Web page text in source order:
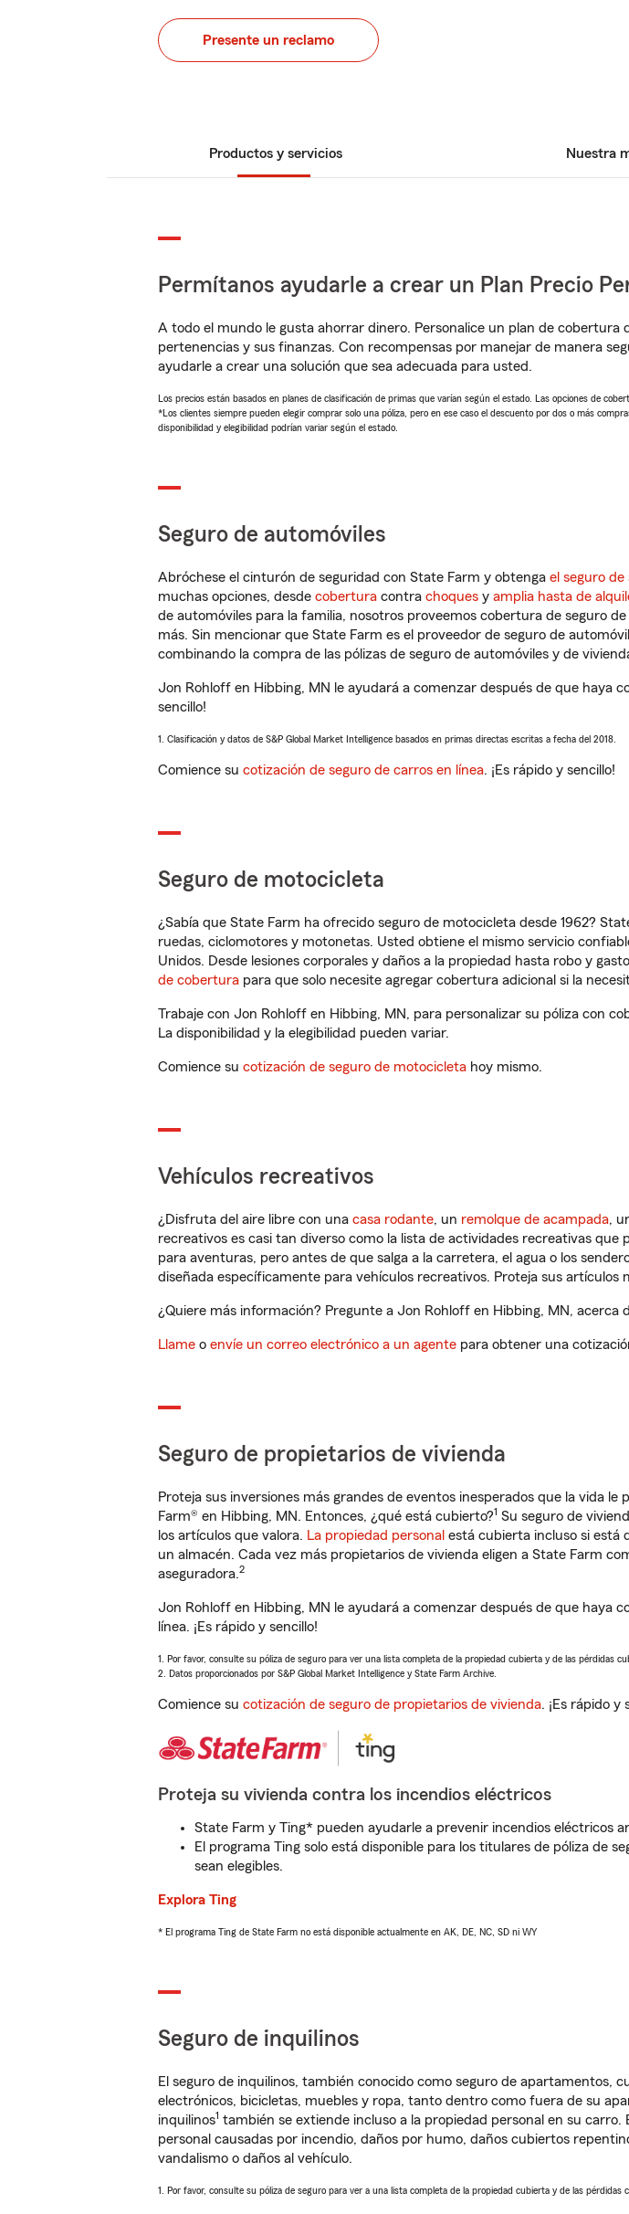
Presente un reclamo
Productos y servicios Nuestra
Permítanos ayudarle a crear un Plan Precio
A todo el mundo le gusta ahorrar dinero. Personalice un plan de
pertenencias y sus finanzas. Con recompensas por manejar de manera
ayudarle a crear una solución que sea adecuada para usted.
Los precios están basados en planes de clasificación de primas que varían según el estado. Las opciones de
*Los clientes siempre pueden elegir comprar solo una póliza, pero en ese caso el descuento por dos o más
disponibilidad y elegibilidad podrían variar según el estado.
Seguro de automóviles
Abróchese el cinturón de seguridad con State Farm y obtenga el seguro
muchas opciones, desde cobertura contra choques y amplia hasta de
de automóviles para la familia, nosotros proveemos cobertura de seguro
más. Sin mencionar que State Farm es el proveedor de seguro de
combinando la compra de las pólizas de seguro de automóviles y de
Jon Rohloff en Hibbing, MN le ayudará a comenzar después de que haya
sencillo!
1. Clasificación y datos de S&P Global Market Intelligence basados en primas directas escritas a fecha del 2018.
Comience su cotización de seguro de carros en línea. ¡Es rápido y sencillo!
Seguro de motocicleta
¿Sabía que State Farm ha ofrecido seguro de motocicleta desde 1962?
ruedas, ciclomotores y motonetas. Usted obtiene el mismo servicio
Unidos. Desde lesiones corporales y daños a la propiedad hasta robo y
de cobertura para que solo necesite agregar cobertura adicional si la
Trabaje con Jon Rohloff en Hibbing, MN, para personalizar su póliza con
La disponibilidad y la elegibilidad pueden variar.
Comience su cotización de seguro de motocicleta hoy mismo.
Vehículos recreativos
¿Disfruta del aire libre con una casa rodante, un remolque de acampada,
recreativos es casi tan diverso como la lista de actividades recreativas
para aventuras, pero antes de que salga a la carretera, el agua o los
diseñada específicamente para vehículos recreativos. Proteja sus artículos
¿Quiere más información? Pregunte a Jon Rohloff en Hibbing, MN, acerca
Llame o envíe un correo electrónico a un agente para obtener una
Seguro de propietarios de vivienda
Proteja sus inversiones más grandes de eventos inesperados que la vida le
Farm® en Hibbing, MN. Entonces, ¿qué está cubierto?1 Su seguro de
los artículos que valora. La propiedad personal está cubierta incluso si está
un almacén. Cada vez más propietarios de vivienda eligen a State Farm
aseguradora.2
Jon Rohloff en Hibbing, MN le ayudará a comenzar después de que haya
línea. ¡Es rápido y sencillo!
1. Por favor, consulte su póliza de seguro para ver una lista completa de la propiedad cubierta y de las pérdidas
2. Datos proporcionados por S&P Global Market Intelligence y State Farm Archive.
Comience su cotización de seguro de propietarios de vivienda. ¡Es rápido y
Proteja su vivienda contra los incendios eléctricos
State Farm y Ting* pueden ayudarle a prevenir incendios eléctricos
El programa Ting solo está disponible para los titulares de póliza de
sean elegibles.
Explora Ting
* El programa Ting de State Farm no está disponible actualmente en AK, DE, NC, SD ni WY
Seguro de inquilinos
El seguro de inquilinos, también conocido como seguro de apartamentos,
electrónicos, bicicletas, muebles y ropa, tanto dentro como fuera de su
inquilinos1 también se extiende incluso a la propiedad personal en su
personal causadas por incendio, daños por humo, daños cubiertos
vandalismo o daños al vehículo.
1. Por favor, consulte su póliza de seguro para ver a una lista completa de la propiedad cubierta y de las pérdidas